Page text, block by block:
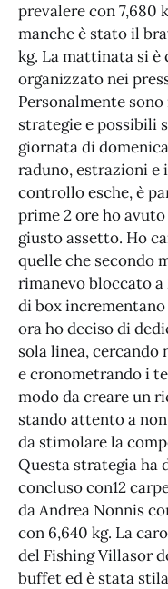
prevalere con 7,680
manche è stato il
kg. La mattinata si
organizzato nei
Personalmente
strategie e possibili
giornata di
raduno, estrazioni e
controllo esche, è
prime 2 ore ho
giusto assetto. Ho
quelle che secondo
rimanevo bloccato
di box
ora ho deciso di
sola linea, cercando
e cronometrando i
modo da creare un
stando attento a
da stimolare la
Questa strategia ha
concluso con12
da Andrea Nonnis
con 6,640 kg. La
del Fishing Villasor
buffet ed è stata